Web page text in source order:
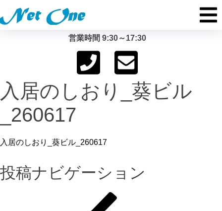
営業時間 9:30～17:30
入居のしおり_葵ビル
_260617
入居のしおり_葵ビル_260617
投稿ナビゲーション